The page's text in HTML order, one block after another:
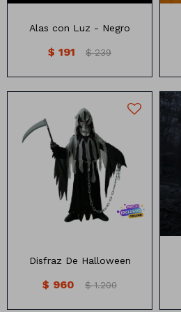
Alas con Luz - Negro
$ 191 $ 239
Incluye: Mascara, Tunica, Oz
y Cadena
Disfraz De Halloween
$ 960 $ 1.200